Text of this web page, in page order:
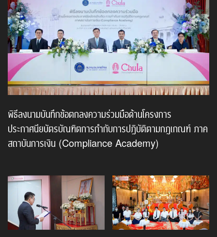
พิธีลงนามบันทึกข้อตกลงความร่วมมือด้านโครงการ
ประกาศนียบัตรบัณฑิตการกำกับการปฏิบัติตามกฎเกณฑ์ ภาค
สถาบันการเงิน (Compliance Academy)